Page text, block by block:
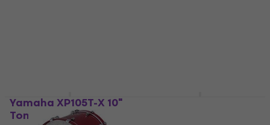
Yamaha XP105T-X 10"
Tom Pad